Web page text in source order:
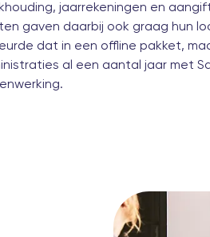
jaarrekeningen en
gaven daarbij ook graag hun
dat in een offline pakket,
al een aantal jaar met